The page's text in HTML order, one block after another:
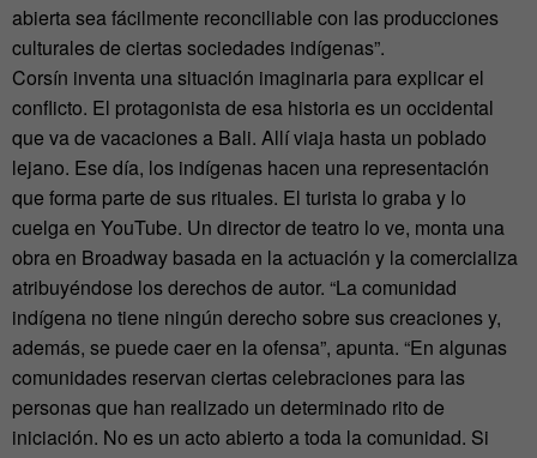
abierta sea fácilmente reconciliable con las producciones
culturales de ciertas sociedades indígenas”.
Corsín inventa una situación imaginaria para explicar el
conflicto. El protagonista de esa historia es un occidental
que va de vacaciones a Bali. Allí viaja hasta un poblado
lejano. Ese día, los indígenas hacen una representación
que forma parte de sus rituales. El turista lo graba y lo
cuelga en YouTube. Un director de teatro lo ve, monta una
obra en Broadway basada en la actuación y la comercializa
atribuyéndose los derechos de autor. “La comunidad
indígena no tiene ningún derecho sobre sus creaciones y,
además, se puede caer en la ofensa”, apunta. “En algunas
comunidades reservan ciertas celebraciones para las
personas que han realizado un determinado rito de
iniciación. No es un acto abierto a toda la comunidad. Si